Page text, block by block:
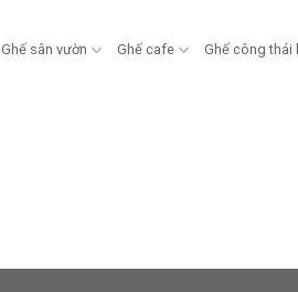
Ghế sân vườn Ghế cafe Ghế công thái